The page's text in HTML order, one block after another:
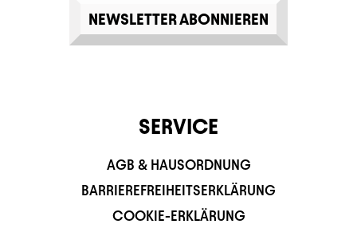
NEWSLETTER ABONNIEREN
SERVICE
AGB & HAUSORDNUNG
BARRIEREFREIHEITSERKLÄRUNG
COOKIE-ERKLÄRUNG